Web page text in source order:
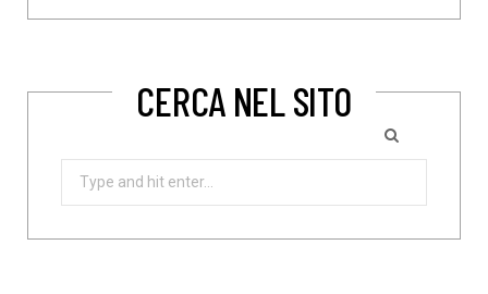
CERCA NEL SITO
Search